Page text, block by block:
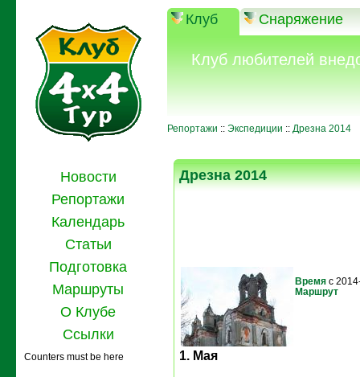
Клуб Снаряжение
Клуб любителей
Репортажи :: Экспедиции :: Дрезна 2014
Новости
Репортажи
Календарь
Статьи
Подготовка
Маршруты
О Клубе
Ссылки
Counters must be here
Дрезна 2014
Время с
Маршрут
1. Мая